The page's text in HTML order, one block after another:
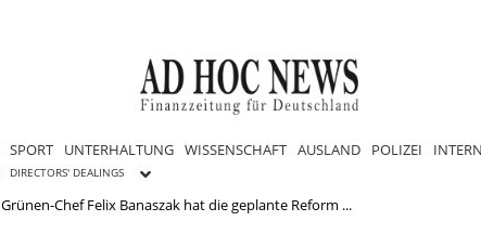
SPORT UNTERHALTUNG WISSENSCHAFT AUSLAND POLIZEI
DIRECTORS' DEALINGS
Grünen-Chef Felix Banaszak hat die geplante Reform ...